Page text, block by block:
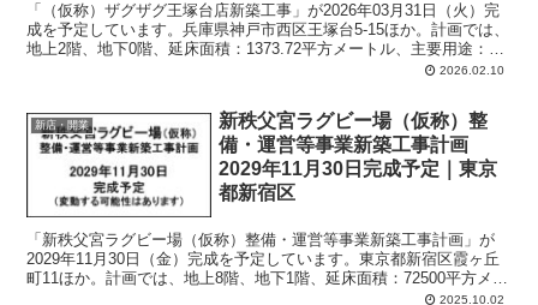
「（仮称）ザグザグ王塚台店新築工事」が2026年03月31日（火）完
成を予定しています。兵庫県神戸市西区王塚台5-15ほか。計画では、
地上2階、地下0階、延床面積：1373.72平方メートル、主要用途：物
2026.02.10
新店・開業
新秩父宮ラグビー場（仮称）整
備・運営等事業新築工事計画
2029年11月30日完成予定｜東京
都新宿区
「新秩父宮ラグビー場（仮称）整備・運営等事業新築工事計画」が
2029年11月30日（金）完成を予定しています。東京都新宿区霞ヶ丘
町11ほか。計画では、地上8階、地下1階、延床面積：72500平方メー
トル、主要用途：観覧場、博物館、物品販売業を営む店舗、飲食店、
2025.10.02